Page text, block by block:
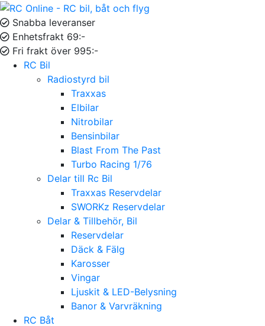
Snabba leveranser
Enhetsfrakt 69:-
Fri frakt över 995:-
RC Bil
Radiostyrd bil
Traxxas
Elbilar
Nitrobilar
Bensinbilar
Blast From The Past
Turbo Racing 1/76
Delar till Rc Bil
Traxxas Reservdelar
SWORKz Reservdelar
Delar & Tillbehör, Bil
Reservdelar
Däck & Fälg
Karosser
Vingar
Ljuskit & LED-Belysning
Banor & Varvräkning
RC Båt